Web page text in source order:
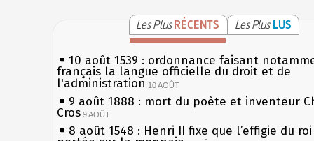
Les PlusRÉCENTS Les Plus LUS
10 août 1539 : ordonnance faisant
français la langue officielle du droit et de
l'administration 10 AOÛT
9 août 1888 : mort du poète et inventeur
Cros 9 AOÛT
8 août 1548 : Henri II fixe que l’effigie du